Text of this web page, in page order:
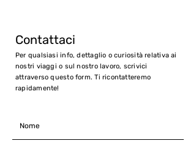
Contattaci
Per qualsiasi info, dettaglio o curiosità relativa ai
nostri viaggi o sul nostro lavoro, scrivici
attraverso questo form. Ti ricontatteremo
rapidamente!